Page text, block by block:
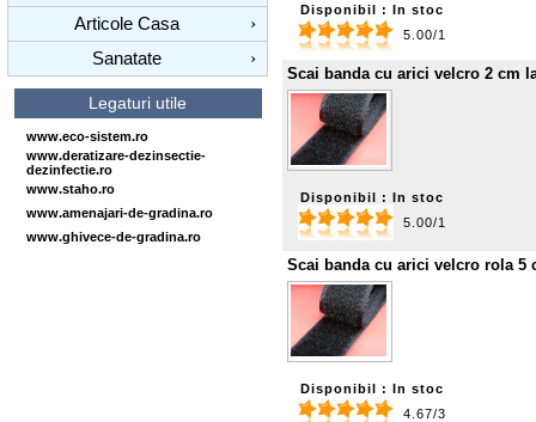
Articole Casa
›
Sanatate
›
Legaturi utile
www.eco-sistem.ro
www.deratizare-dezinsectie-
dezinfectie.ro
www.staho.ro
www.amenajari-de-gradina.ro
www.ghivece-de-gradina.ro
Disponibil : In stoc
5.00/1
Scai banda cu arici velcro 2 cm
Disponibil : In stoc
5.00/1
Scai banda cu arici velcro rola 5
Disponibil : In stoc
4.67/3